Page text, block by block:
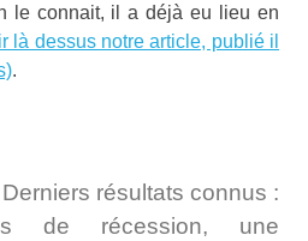
le connait, il a déjà eu lieu en
là dessus notre article, publié il
.
Derniers résultats connus :
de récession, une